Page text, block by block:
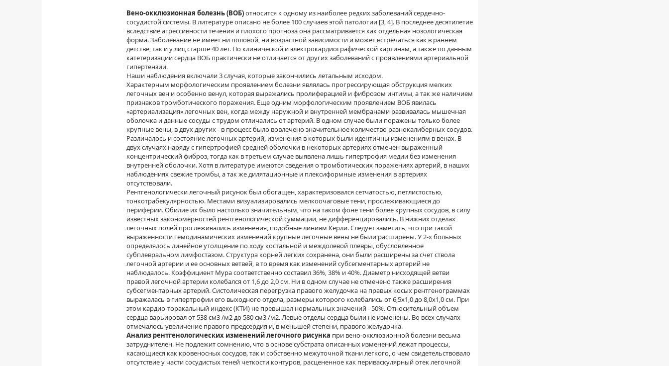
Вено-окклюзионная болезнь (ВОБ)относится к одному из наиболее редких заболеваний сердечно-
сосудистой системы. В литературе описано не более 100 случаев этой патологии [3, 4]. В последнее десятилетие
вследствие агрессивности течения и плохого прогноза она рассматривается как отдельная нозологическая
форма. Заболевание не имеет ни половой, ни возрастной зависимости и может встречаться как в раннем
детстве, так и у лиц старше 40 лет. По клинической и электрокардиографической картинам, а также по данным
катетеризации сердца ВОБ практически не отличается от других заболеваний с проявлениями артериальной
гипертензии.
Наши наблюдения включали 3 случая, которые закончились летальным исходом.
Характерным морфологическим проявлением болезни являлась прогрессирующая обструкция мелких
легочных вен и особенно венул, которая выражались пролиферацией и фиброзом интимы, а так же наличием
признаков тромботического поражения. Еще одним морфологическим проявлением ВОБ явилась
«артериализация» легочных вен, когда между наружной и внутренней мембранами развивалась мышечная
оболочка и данные сосуды с трудом отличались от артерий. В одном случае были поражены только более
крупные вены, в двух других - в процесс было вовлечено значительное количество разнокалиберных сосудов.
Различалось и состояние легочных артерий, изменения в которых были идентичны изменениям в венах. В
двух случаях наряду с гипертрофией средней оболочки в некоторых артериях отмечен выраженный
концентрический фиброз, тогда как в третьем случае выявлена лишь гипертрофия медии без изменения
внутренней оболочки. Хотя в литературе имеются сведения о тромботических поражениях артерий, в наших
наблюдениях свежие тромбы, а так же дилятационные и плексиформные изменения в артериях
отсутствовали.
Рентгенологически легочный рисунок был обогащен, характеризовался сетчатостью, петлистостью,
тонкотрабекулярностью. Местами визуализировались мелкоочаговые тени, прослеживающиеся до
периферии. Обилие их было настолько значительным, что на таком фоне тени более крупных сосудов, в силу
известных закономерностей рентгенологической суммации, не дифференцировались. В нижних отделах
легочных полей прослеживались изменения, подобные линиям Керли. Следует заметить, что при такой
выраженности гемодинамических изменений крупные легочные вены не были расширены. У 2-х больных
определялось линейное утолщение по ходу костальной и междолевой плевры, обусловленное
субплевральном лимфостазом. Структура корней легких сохранена, они были расширены за счет ствола
легочной артерии и ее основных ветвей, в то время как изменений субсегментарных артерий не
наблюдалось. Коэффициент Мура соответственно составил 36%, 38% и 40%. Диаметр нисходящей ветви
правой легочной артерии колебался от 1,6 до 2,0 см. Ни в одном случае не отмечено также расширения
субсегментарных артерий. Систолическая перегрузка правого желудочка на правых косых рентгенограммах
выражалась в гипертрофии его выходного отдела, размеры которого колебались от 6,5x1,0 до 8,0x1,0 см. При
этом кардио-торакальный индекс (КТИ) не превышал нормальных значений - 50%. Относительный объем
сердца варьировал от 538 см3 /м2 до 580 см3 /м2. Левые отделы сердца были не изменены. Во всех случаях
отмечалось увеличение правого предсердия и, в меньшей степени, правого желудочка.
Анализ рентгенологических изменений легочного рисунка при вено-окклюзионной болезни весьма
затруднителен. Не подлежит сомнению, что в основе субстрата описанных изменений лежат процессы,
касающиеся как кровеносных сосудов, так и собственно межуточной ткани легкого, о чем свидетельствовало
отсутствие у части сосудистых теней четкости контуров, расцененное как периваскулярный отек легочной